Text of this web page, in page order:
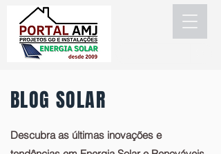
BLOG SOLAR
Descubra as últimas inovações e